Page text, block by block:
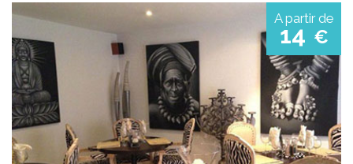
A partir de
14 €